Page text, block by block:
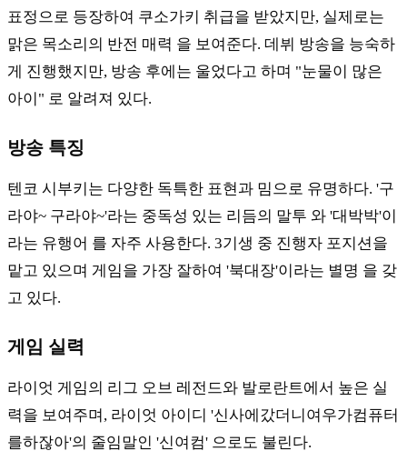
표정으로 등장하여 쿠소가키 취급을 받았지만, 실제로는
맑은 목소리의 반전 매력 을 보여준다. 데뷔 방송을 능숙하
게 진행했지만, 방송 후에는 울었다고 하며 "눈물이 많은
아이" 로 알려져 있다.
방송 특징
텐코 시부키는 다양한 독특한 표현과 밈으로 유명하다. '구
라야~ 구라야~'라는 중독성 있는 리듬의 말투 와 '대박박'이
라는 유행어 를 자주 사용한다. 3기생 중 진행자 포지션을
맡고 있으며 게임을 가장 잘하여 '북대장'이라는 별명 을 갖
고 있다.
게임 실력
라이엇 게임의 리그 오브 레전드와 발로란트에서 높은 실
력을 보여주며, 라이엇 아이디 '신사에갔더니여우가컴퓨터
를하잖아'의 줄임말인 '신여컴' 으로도 불린다.